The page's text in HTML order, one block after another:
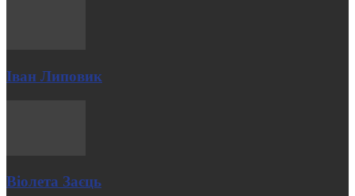
Іван Липовик
Віолета Заєць